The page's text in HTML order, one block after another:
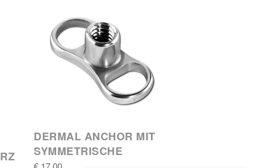
DERMAL ANCHOR MIT
SYMMETRISCHE